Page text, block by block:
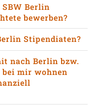
Berlin
bewerben?
Stipendiaten?
nach Berlin bzw.
bei mir wohnen